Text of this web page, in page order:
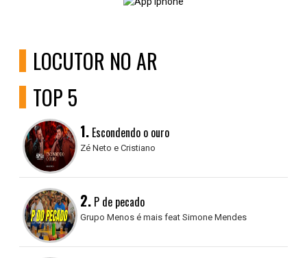
LOCUTOR NO AR
TOP 5
1. Escondendo o ouro
Zé Neto e Cristiano
2. P de pecado
Grupo Menos é mais feat Simone Mendes